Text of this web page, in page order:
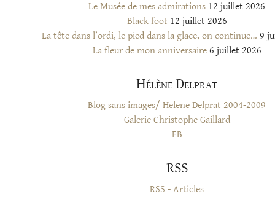
Le Musée de mes admirations 12 juillet 2026
Black foot 12 juillet 2026
La tête dans l’ordi, le pied dans la glace, on continue… 9
La fleur de mon anniversaire 6 juillet 2026
Hélène Delprat
Blog sans images/ Helene Delprat 2004-2009
Galerie Christophe Gaillard
FB
RSS
RSS - Articles